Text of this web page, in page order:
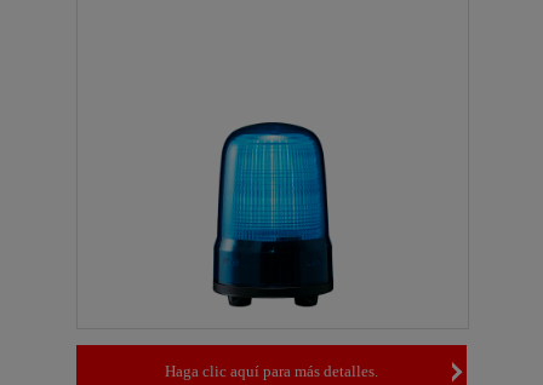
Haga clic aquí para más detalles.